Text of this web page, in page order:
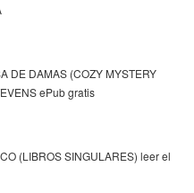
DE DAMAS (COZY MYSTERY
ePub gratis
(LIBROS SINGULARES) leer el